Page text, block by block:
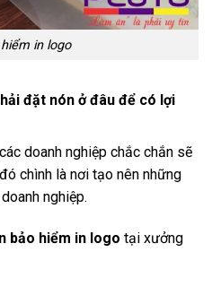
in logo
đặt nón ở đâu để có lợi
doanh nghiệp chắc chắn sẽ
chình là nơi tạo nên những
doanh nghiệp.
bảo hiểm in logo tại xưởng